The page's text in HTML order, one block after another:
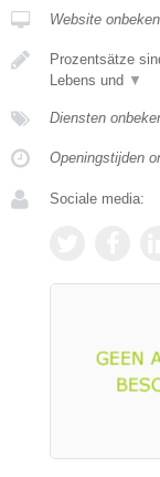
Website
Prozentsätze
Lebens und ▼
Diensten
Openingstijden
Sociale media: